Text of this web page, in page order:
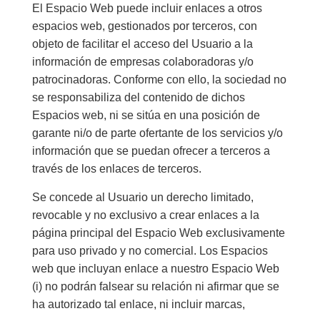
El Espacio Web puede incluir enlaces a otros
espacios web, gestionados por terceros, con
objeto de facilitar el acceso del Usuario a la
información de empresas colaboradoras y/o
patrocinadoras. Conforme con ello, la sociedad no
se responsabiliza del contenido de dichos
Espacios web, ni se sitúa en una posición de
garante ni/o de parte ofertante de los servicios y/o
información que se puedan ofrecer a terceros a
través de los enlaces de terceros.
Se concede al Usuario un derecho limitado,
revocable y no exclusivo a crear enlaces a la
página principal del Espacio Web exclusivamente
para uso privado y no comercial. Los Espacios
web que incluyan enlace a nuestro Espacio Web
(i) no podrán falsear su relación ni afirmar que se
ha autorizado tal enlace, ni incluir marcas,